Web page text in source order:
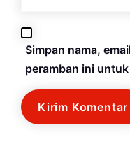
Simpan nama,
peramban ini